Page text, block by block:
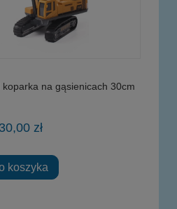
na gąsienicach 30cm
30,00 zł
koszyka